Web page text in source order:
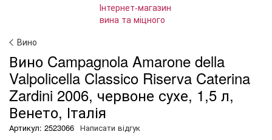
Вино
Вино Campagnola Amarone della
Valpolicella Classico Riserva Caterina
Zardini 2006, червоне сухе, 1,5 л,
Венето, Італія
Артикул: 2523066 Написати відгук